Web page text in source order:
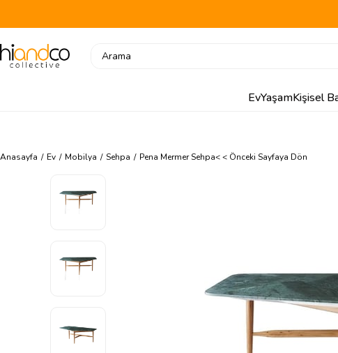
EvYaşamKişisel
Anasayfa Ev Mobilya Sehpa Pena Mermer Sehpa< < Önceki Sayfaya Dön